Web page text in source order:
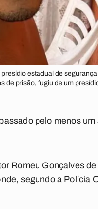
estadual de
de prisão, fugiu de um
pelo menos
Romeu Gonçalves
segundo a Polícia